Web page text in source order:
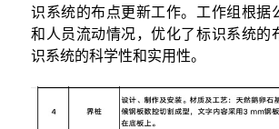
识系统的布点更新工作。工作组根据
和人员流动情况，优化了标识系统的
识系统的科学性和实用性。